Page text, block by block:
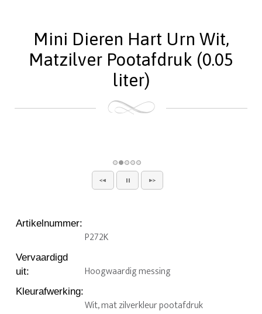
Mini Dieren Hart Urn Wit,
Matzilver Pootafdruk (0.05
liter)
Artikelnummer:
P272K
Vervaardigd
uit: Hoogwaardig messing
Kleurafwerking:
Wit, mat zilverkleur pootafdruk